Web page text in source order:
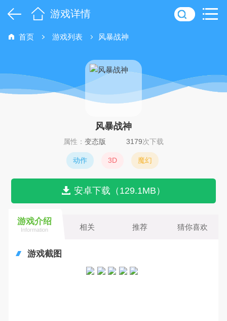
游戏详情
首页 游戏列表 风暴战神
风暴战神
属性： 变态版 3179次下载
动作 3D 魔幻
安卓下载（129.1MB）
游戏介绍
Information 相关 推荐 猜你喜欢
游戏截图